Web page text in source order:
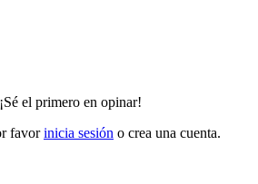
el primero en opinar!
favorinicia sesión o crea una cuenta.